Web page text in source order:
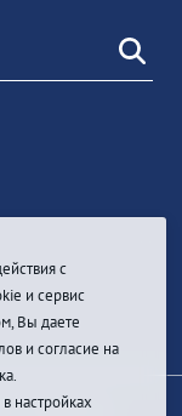
ссылка на
с
и сервис
Вы даете
и согласие на
настройках